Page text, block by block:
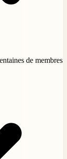
de membres